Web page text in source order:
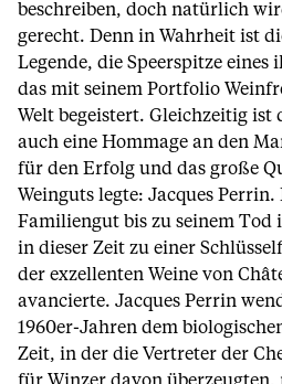
beschreiben, doch natürlich
gerecht. Denn in Wahrheit ist
Legende, die Speerspitze eines
das mit seinem Portfolio
Welt begeistert. Gleichzeitig ist
auch eine Hommage an den
für den Erfolg und das große
Weinguts legte: Jacques Perrin.
Familiengut bis zu seinem Tod
in dieser Zeit zu einer
der exzellenten Weine von
avancierte. Jacques Perrin
1960er-Jahren dem
Zeit, in der die Vertreter der